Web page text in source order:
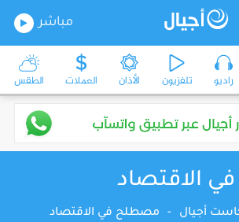
مباشر
راديو تلفزيون الأذان العملات الطقس
الاقتصاد
أجيال - مصطلح في الاقتصاد